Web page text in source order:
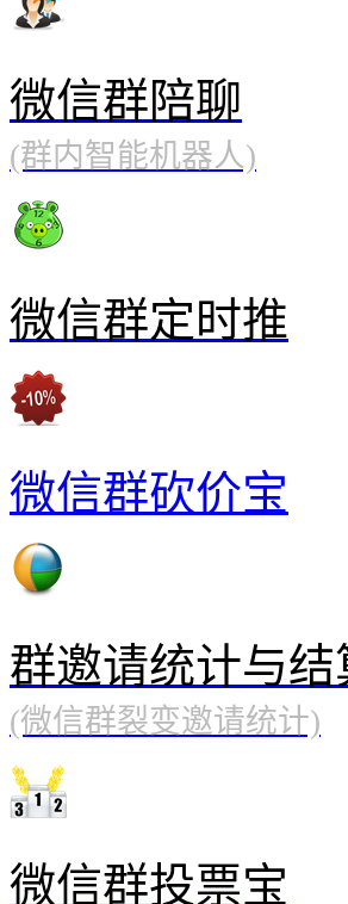
微信群陪聊
(群内智能机器人)
微信群定时推
微信群砍价宝
群邀请统计与结
(微信群裂变邀请统计)
微信群投票宝